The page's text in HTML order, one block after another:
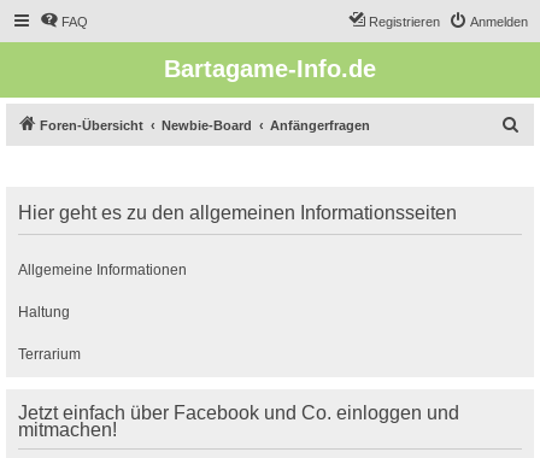
FAQ Anmelden
Registrieren
Bartagame-Info.de
Foren-Übersicht Newbie-Board Anfängerfragen
e
Hier geht es zu den allgemeinen Informationsseiten
Allgemeine Informationen
Haltung
Terrarium
Jetzt einfach über Facebook und Co. einloggen und
mitmachen!